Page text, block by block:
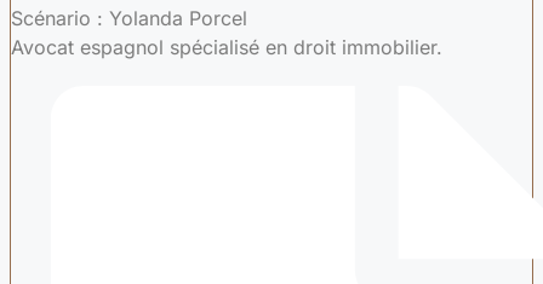
Scénario : Yolanda Porcel
Avocat espagnol spécialisé en droit immobilier.